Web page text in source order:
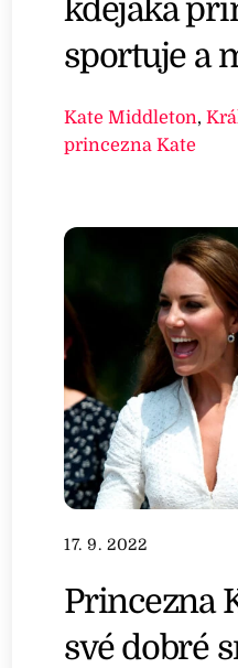
kdejaká
sportuje a
Kate Middleton,
princezna Kate
17. 9. 2022
Princezna
své dobré